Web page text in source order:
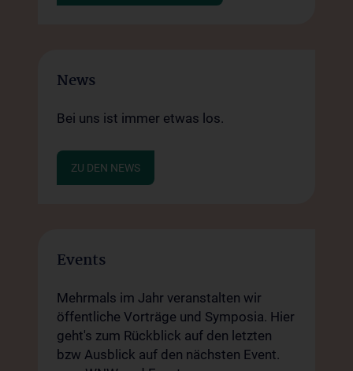
News
Bei uns ist immer etwas los.
ZU DEN NEWS
Events
Mehrmals im Jahr veranstalten wir
öffentliche Vorträge und Symposia. Hier
geht's zum Rückblick auf den letzten
bzw Ausblick auf den nächsten Event.